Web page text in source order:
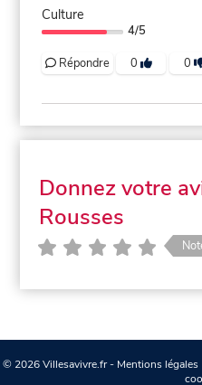
Culture
4/5
Répondre 0 0
Donnez votre
Rousses
© 2026 Villesavivre.fr - Mentions légales